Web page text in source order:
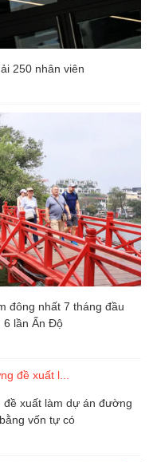
250 nhân viên
đông nhất 7 tháng đầu
6 lần Ấn Độ
đề xuất làm dự án đường
vốn tự có